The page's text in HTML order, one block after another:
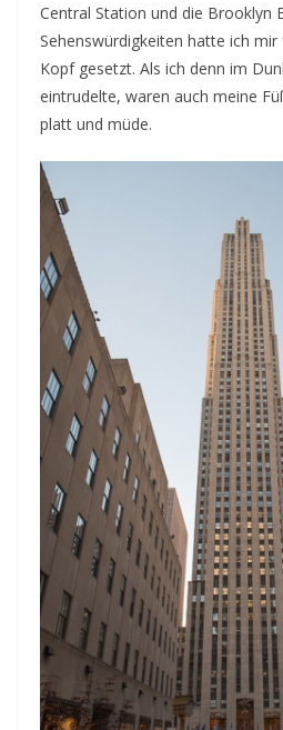
Central Station und die Brooklyn
Sehenswürdigkeiten hatte ich
Kopf gesetzt. Als ich denn im
eintrudelte, waren auch meine
platt und müde.